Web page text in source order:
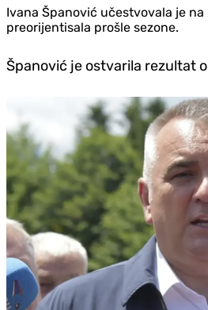
Ivana Španović učestvovala je
preorijentisala prošle sezone.
Španović je ostvarila rezultat